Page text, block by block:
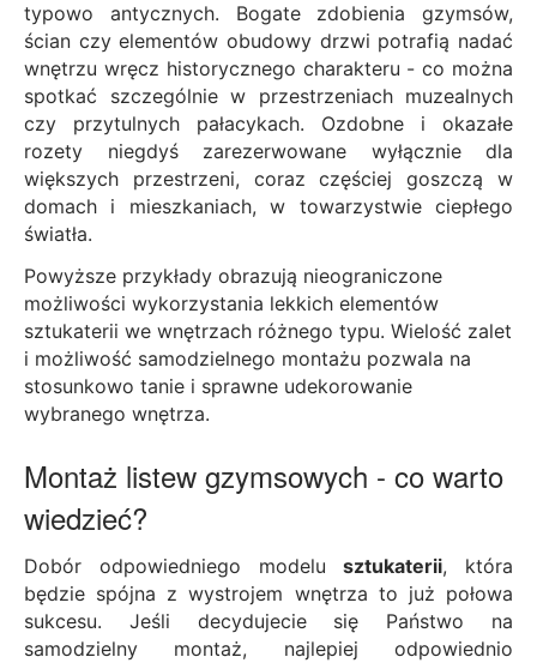
typowo antycznych. Bogate zdobienia gzymsów,
ścian czy elementów obudowy drzwi potrafią nadać
wnętrzu wręcz historycznego charakteru - co można
spotkać szczególnie w przestrzeniach muzealnych
czy przytulnych pałacykach. Ozdobne i okazałe
rozety niegdyś zarezerwowane wyłącznie dla
większych przestrzeni, coraz częściej goszczą w
domach i mieszkaniach, w towarzystwie ciepłego
światła.
Powyższe przykłady obrazują nieograniczone
możliwości wykorzystania lekkich elementów
sztukaterii we wnętrzach różnego typu. Wielość zalet
i możliwość samodzielnego montażu pozwala na
stosunkowo tanie i sprawne udekorowanie
wybranego wnętrza.
Montaż listew gzymsowych - co warto
wiedzieć?
Dobór odpowiedniego modelusztukaterii, która
będzie spójna z wystrojem wnętrza to już połowa
sukcesu. Jeśli decydujecie się Państwo na
samodzielny montaż, najlepiej odpowiednio